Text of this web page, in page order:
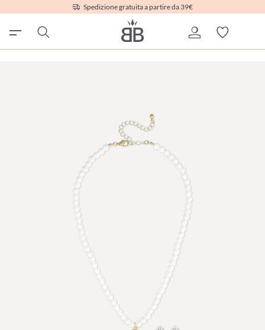
Spedizione gratuita a partire da 39€